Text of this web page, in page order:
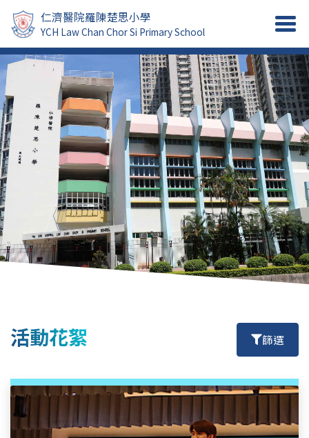
仁濟醫院羅陳楚思小學
YCH Law Chan Chor Si Primary School
活動花絮 篩選